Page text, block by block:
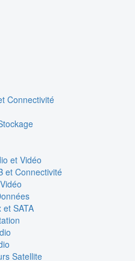
Connectivité
et Vidéo
et Connectivité
SATA
Satellite